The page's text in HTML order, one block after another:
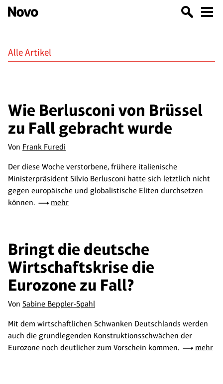
Alle Artikel
Wie Berlusconi von Brüssel
zu Fall gebracht wurde
Von Frank Furedi
Der diese Woche verstorbene, frühere italienische
Ministerpräsident Silvio Berlusconi hatte sich letztlich nicht
gegen europäische und globalistische Eliten durchsetzen
können.
mehr
Bringt die deutsche
Wirtschaftskrise die
Eurozone zu Fall?
Von Sabine Beppler-Spahl
Mit dem wirtschaftlichen Schwanken Deutschlands werden
auch die grundlegenden Konstruktionsschwächen der
Eurozone noch deutlicher zum Vorschein kommen.
mehr